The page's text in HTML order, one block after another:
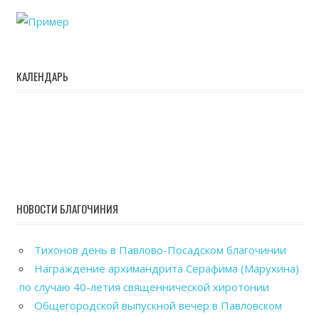
КАЛЕНДАРЬ
НОВОСТИ БЛАГОЧИНИЯ
Тихонов день в Павлово-Посадском благочинии
Награждение архимандрита Серафима (Марухина)
по случаю 40-летия священнической хиротонии
Общегородской выпускной вечер в Павловском